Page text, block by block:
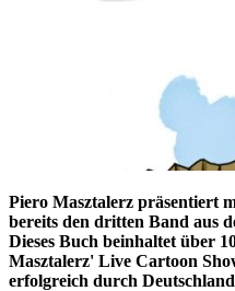
Piero Masztalerz präsentiert
bereits den dritten Band aus
Dieses Buch beinhaltet über
Masztalerz' Live Cartoon
erfolgreich durch